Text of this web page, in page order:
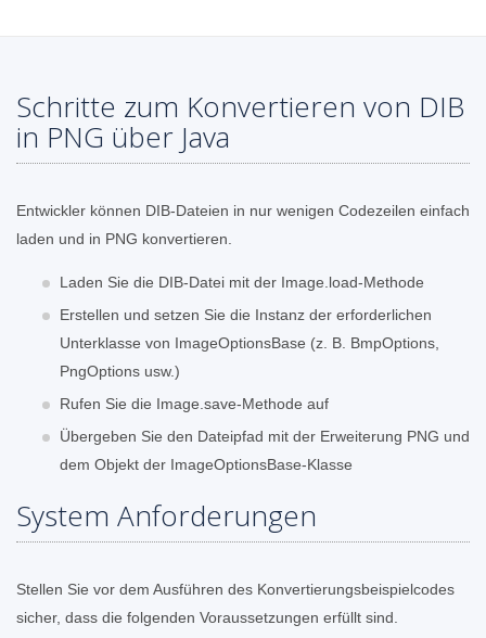
Schritte zum Konvertieren von DIB
in PNG über Java
Entwickler können DIB-Dateien in nur wenigen Codezeilen einfach
laden und in PNG konvertieren.
Laden Sie die DIB-Datei mit der Image.load-Methode
Erstellen und setzen Sie die Instanz der erforderlichen
Unterklasse von ImageOptionsBase (z. B. BmpOptions,
PngOptions usw.)
Rufen Sie die Image.save-Methode auf
Übergeben Sie den Dateipfad mit der Erweiterung PNG und
dem Objekt der ImageOptionsBase-Klasse
System Anforderungen
Stellen Sie vor dem Ausführen des Konvertierungsbeispielcodes
sicher, dass die folgenden Voraussetzungen erfüllt sind.